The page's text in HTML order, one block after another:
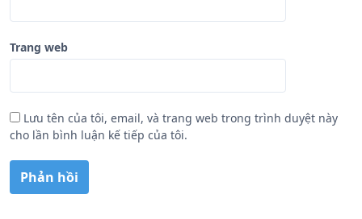
Trang web
Lưu tên của tôi, email, và trang web trong trình duyệt này
cho lần bình luận kế tiếp của tôi.